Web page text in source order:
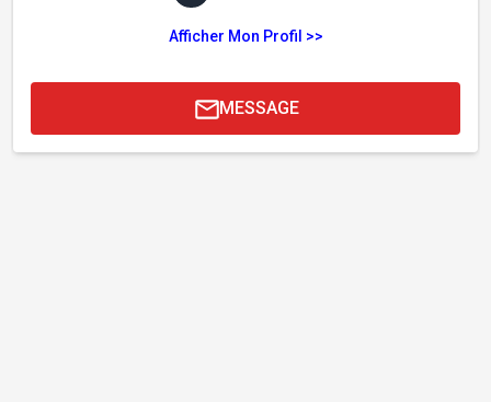
Afficher Mon Profil >>
MESSAGE